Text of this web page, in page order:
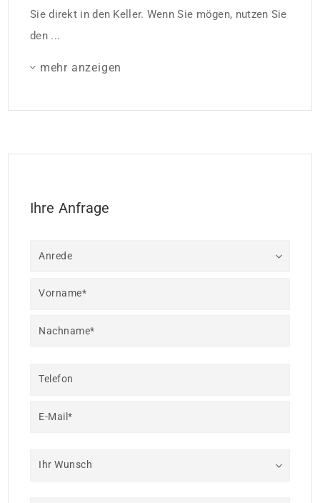
Sie direkt in den Keller. Wenn Sie mögen, nutzen Sie
den ...
mehr anzeigen
Ihre Anfrage
Anrede
Vorname*
Nachname*
Telefon
E-Mail*
Ihr Wunsch